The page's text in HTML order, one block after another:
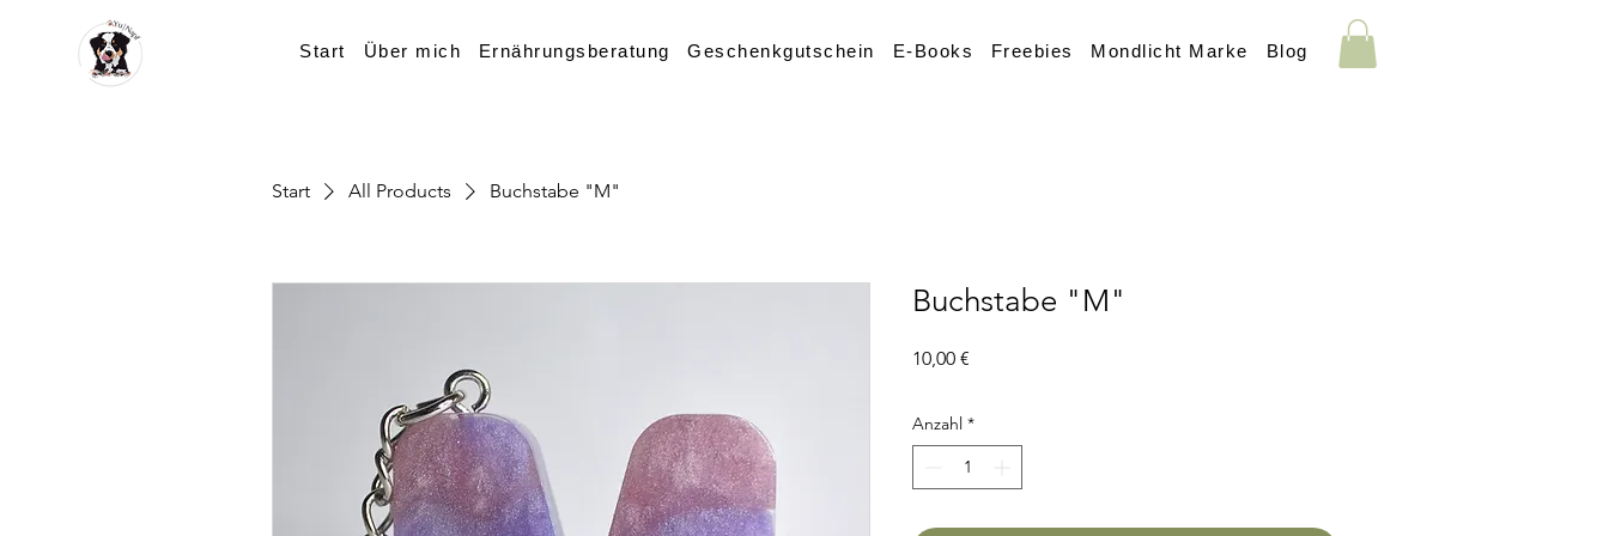
Start Über mich Ernährungsberatung Geschenkgutschein E-Books Freebies Mondlicht Marke Blog
Start All Products Buchstabe "M"
Buchstabe "M"
10,00 €
Anzahl *